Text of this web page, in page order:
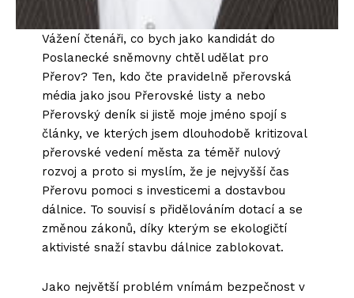
Vážení čtenáři, co bych jako kandidát do
Poslanecké sněmovny chtěl udělat pro
Přerov? Ten, kdo čte pravidelně přerovská
média jako jsou Přerovské listy a nebo
Přerovský deník si jistě moje jméno spojí s
články, ve kterých jsem dlouhodobě kritizoval
přerovské vedení města za téměř nulový
rozvoj a proto si myslím, že je nejvyšší čas
Přerovu pomoci s investicemi a dostavbou
dálnice. To souvisí s přidělováním dotací a se
změnou zákonů, díky kterým se ekologičtí
aktivisté snaží stavbu dálnice zablokovat.
Jako největší problém vnímám bezpečnost v